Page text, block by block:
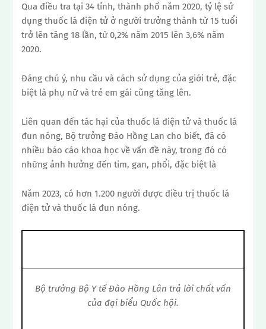
Qua điều tra tại 34 tỉnh, thành phố năm 2020, tỷ lệ sử
dụng thuốc lá điện tử ở người trưởng thành từ 15 tuổi
trở lên tăng 18 lần, từ 0,2% năm 2015 lên 3,6% năm
2020.
Đáng chú ý, nhu cầu và cách sử dụng của giới trẻ, đặc
biệt là phụ nữ và trẻ em gái cũng tăng lên.
Liên quan đến tác hại của thuốc lá điện tử và thuốc lá
đun nóng, Bộ trưởng Đào Hồng Lan cho biết, đã có
nhiều báo cáo khoa học về vấn đề này, trong đó có
những ảnh hưởng đến tim, gan, phổi, đặc biệt là
Năm 2023, có hơn 1.200 người được điều trị thuốc lá
điện tử và thuốc lá đun nóng.
Bộ trưởng Bộ Y tế Đào Hồng Lân trả lời chất vấn
của đại biểu Quốc hội.